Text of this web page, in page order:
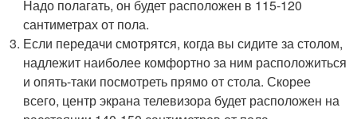
Надо полагать, он будет расположен в 115-120
сантиметрах от пола.
Если передачи смотрятся, когда вы сидите за столом,
надлежит наиболее комфортно за ним расположиться
и опять-таки посмотреть прямо от стола. Скорее
всего, центр экрана телевизора будет расположен на